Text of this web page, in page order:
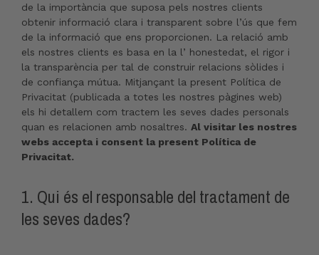
de la importància que suposa pels nostres clients
obtenir informació clara i transparent sobre l’ús que fem
de la informació que ens proporcionen. La relació amb
els nostres clients es basa en la l’ honestedat, el rigor i
la transparència per tal de construir relacions sòlides i
de confiança mútua. Mitjançant la present Política de
Privacitat (publicada a totes les nostres pàgines web)
els hi detallem com tractem les seves dades personals
quan es relacionen amb nosaltres. Al visitar les nostres
webs accepta i consent la present Política de
Privacitat.
1. Qui és el responsable del tractament de
les seves dades?